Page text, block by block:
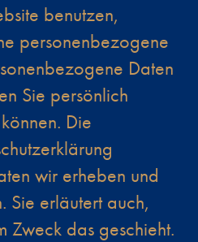
benutzen,
personenbezogene
Daten
Sie persönlich
Die
wir erheben und
Sie erläutert auch,
Zweck das geschieht.